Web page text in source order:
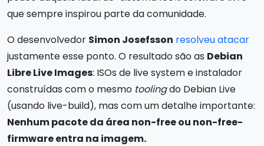
que sempre inspirou parte da comunidade.
O desenvolvedor Simon Josefsson resolveu atacar
justamente esse ponto. O resultado são as Debian
Libre Live Images: ISOs de live system e instalador
construídas com o mesmo toolingdo Debian Live
(usando live-build), mas com um detalhe importante:
Nenhum pacote da área non-freeou non-free-
firmwareentra na imagem.